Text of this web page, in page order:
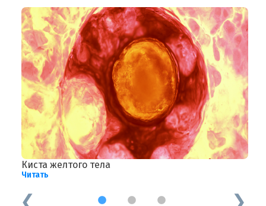
Киста желтого тела
Читать
1 2 3